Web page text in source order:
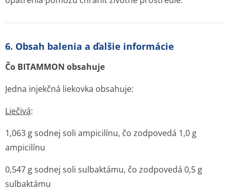
6. Obsah balenia a ďalšie informácie
Čo BITAMMON obsahuje
Jedna injekčná liekovka obsahuje:
Liečivá:
1,063 g sodnej soli ampicilínu, čo zodpovedá 1,0 g
ampicilínu
0,547 g sodnej soli sulbaktámu, čo zodpovedá 0,5 g
sulbaktámu